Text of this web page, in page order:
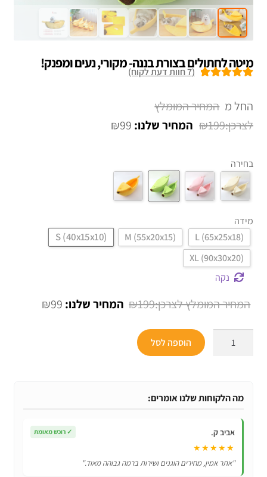
מיטה לחתולים בצורת בננה- מקורי, נעים ומפנק!
לקוחות
(
7חוות דעת לקוח)
החל מ
₪199
₪99
בחירה
מידה
L (65x25x18)
M (55x20x15)
S (40x15x10)
XL (90x30x20)
נקה
₪199
המחיר
₪99 המחיר
בצורת
מקורי,
הוספה לסל
מה הלקוחות שלנו אומרים:
אביב ק. ✓ רוכש מאומת
★★★★★
"אתר אמין, מחירים הוגנים ושירות ברמה גבוהה מאוד."